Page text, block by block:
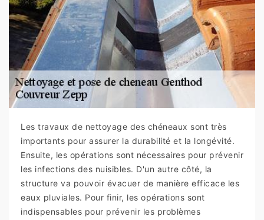
Les travaux de nettoyage des chéneaux sont très
importants pour assurer la durabilité et la longévité.
Ensuite, les opérations sont nécessaires pour prévenir
les infections des nuisibles. D'un autre côté, la
structure va pouvoir évacuer de manière efficace les
eaux pluviales. Pour finir, les opérations sont
indispensables pour prévenir les problèmes